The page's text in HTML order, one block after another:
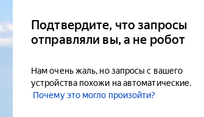
Подтвердите, что запросы
отправляли вы, а не робот
Нам очень жаль, но запросы с вашего
устройства похожи на автоматические.
Почему это могло произойти?